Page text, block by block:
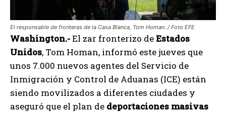
El responsable de fronteras de la Casa Blanca, Tom Homan. / Foto EFE
Washington.-El zar fronterizo deEstados
Unidos, Tom Homan, informó este jueves que
unos 7.000 nuevos agentes del Servicio de
Inmigración y Control de Aduanas (ICE) están
siendo movilizados a diferentes ciudades y
aseguró que el plan de deportaciones masivas